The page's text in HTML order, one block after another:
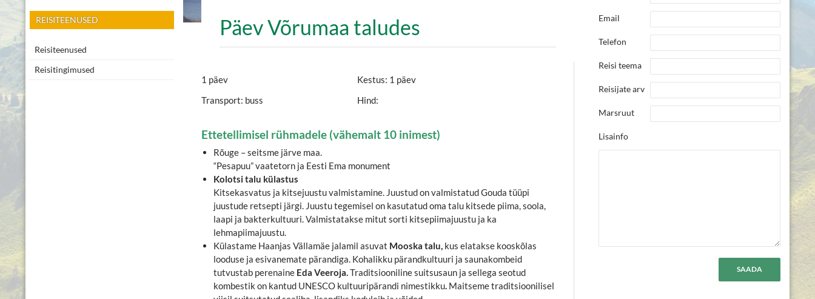
Päev Võrumaa taludes
1 päev
Kestus: 1 päev
Transport: buss
Hind:
Ettetellimisel rühmadele (vähemalt 10 inimest)
Rõuge – seitsme järve maa.
“Pesapuu” vaatetorn ja Eesti Ema monument
Kolotsi talu külastus
Kitsekasvatus ja kitsejuustu valmistamine. Juustud on valmistatud Gouda tüüpi
juustude retsepti järgi. Juustu tegemisel on kasutatud oma talu kitsede piima, soola,
laapi ja bakterkultuuri. Valmistatakse mitut sorti kitsepiimajuustu ja ka
lehmapiimajuustu.
Külastame Haanjas Vällamäe jalamil asuvat Mooska talu, kus elatakse kooskõlas
looduse ja esivanemate pärandiga. Kohalikku pärandkultuuri ja saunakombeid
tutvustab perenaine Eda Veeroja. Traditsiooniline suitsusaun ja sellega seotud
kombestik on kantud UNESCO kultuuripärandi nimestikku Maitseme traditsioonilisel
Email
Telefon
Reisi teema
Reisijate arv
Marsruut
Lisainfo
REISITEENUSED
Reisiteenused
Reisitingimused